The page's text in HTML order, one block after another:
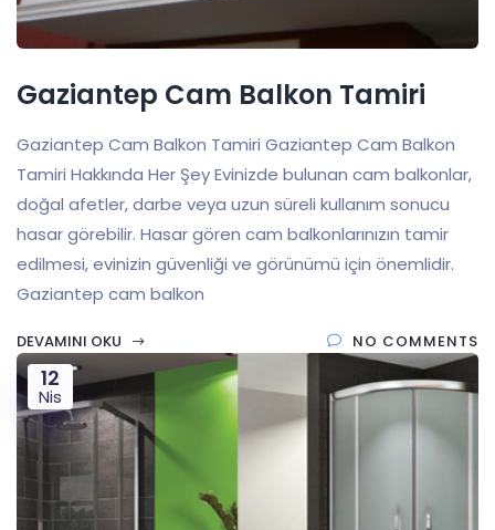
Gaziantep Cam Balkon Tamiri
Gaziantep Cam Balkon Tamiri Gaziantep Cam Balkon
Tamiri Hakkında Her Şey Evinizde bulunan cam balkonlar,
doğal afetler, darbe veya uzun süreli kullanım sonucu
hasar görebilir. Hasar gören cam balkonlarınızın tamir
edilmesi, evinizin güvenliği ve görünümü için önemlidir.
Gaziantep cam balkon
DEVAMINI OKU NO COMMENTS
12
Nis